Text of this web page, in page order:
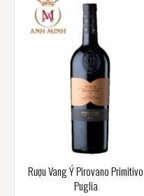
Rượu Vang Ý Pirovano Primitivo
Puglia